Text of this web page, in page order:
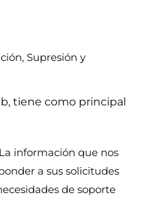
Supresión y
tiene como principal
información que nos
a sus solicitudes
de soporte